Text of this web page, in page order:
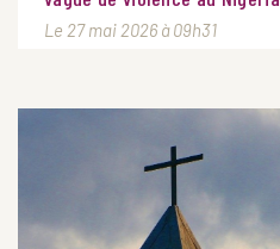
Le 27 mai 2026 à 09h31